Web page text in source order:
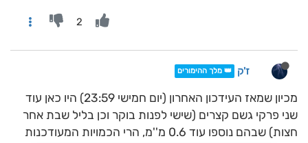
2
ז'ק 👑 מלך ההימורים
מכיון שמאז העידכון האחרון (יום חמישי 23:59) היו כאן עוד
שני פרקי גשם קצרים (שישי לפנות בוקר וכן בליל שבת אחר
חצות) שבהם נוספו עוד 0.6 מ''מ, הרי הכמויות המעודכנות